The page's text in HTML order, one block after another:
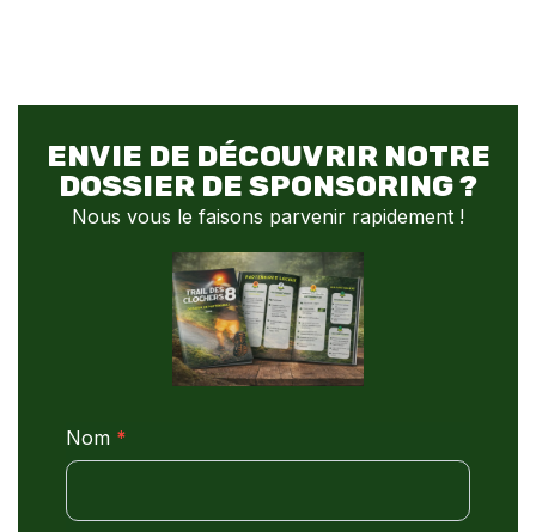
ENVIE DE DÉCOUVRIR NOTRE
DOSSIER DE SPONSORING ?
Nous vous le faisons parvenir rapidement !
Contact
Nom *